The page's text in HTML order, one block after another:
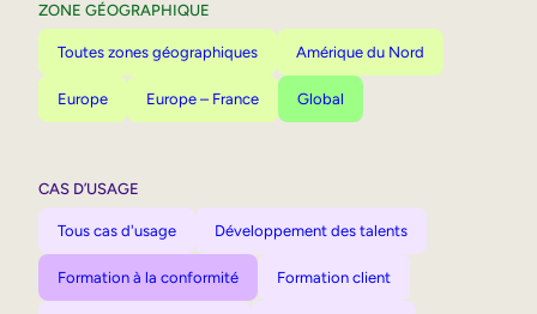
ZONE GÉOGRAPHIQUE
Toutes zones géographiques Amérique du Nord
Europe Europe – France Global
CAS D’USAGE
Tous cas d'usage Développement des talents
Formation à la conformité Formation client